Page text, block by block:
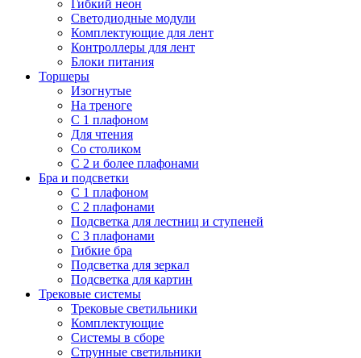
Гибкий неон
Светодиодные модули
Комплектующие для лент
Контроллеры для лент
Блоки питания
Торшеры
Изогнутые
На треноге
С 1 плафоном
Для чтения
Со столиком
С 2 и более плафонами
Бра и подсветки
С 1 плафоном
С 2 плафонами
Подсветка для лестниц и ступеней
С 3 плафонами
Гибкие бра
Подсветка для зеркал
Подсветка для картин
Трековые системы
Трековые светильники
Комплектующие
Системы в сборе
Струнные светильники